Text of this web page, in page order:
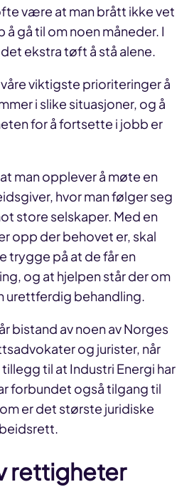
være at man brått ikke vet
å gå til om noen måneder. I
ekstra tøft å stå alene.
viktigste prioriteringer å
i slike situasjoner, og å
for å fortsette i jobb er
man opplever å møte en
hvor man følger seg
store selskaper. Med en
opp der behovet er, skal
trygge på at de får en
og at hjelpen står der om
urettferdig behandling.
bistand av noen av Norges
og jurister, når
til at Industri Energi har
forbundet også tilgang til
er det største juridiske
rettigheter